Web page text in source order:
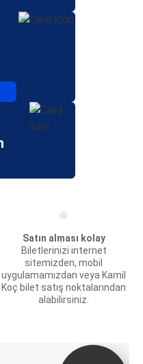
Satın alması kolay
Biletlerinizi internet
sitemizden, mobil
uygulamamızdan veya Kamil
Koç bilet satış noktalarından
alabilirsiniz.